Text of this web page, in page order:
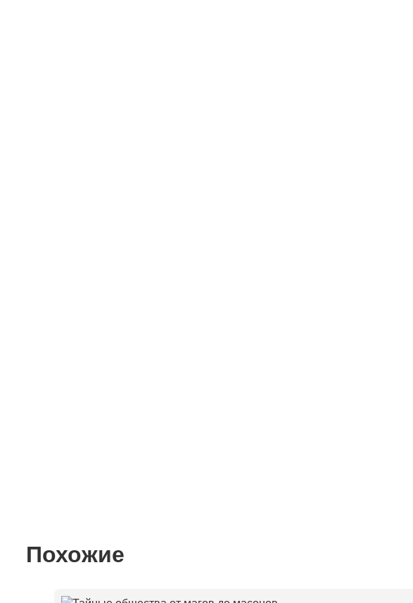
Похожие